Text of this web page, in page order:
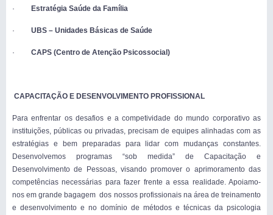
· Estratégia Saúde da Família
· UBS – Unidades Básicas de Saúde
· CAPS (Centro de Atenção Psicossocial)
CAPACITAÇÃO E DESENVOLVIMENTO PROFISSIONAL
Para enfrentar os desafios e a competividade do mundo corporativo as
instituições, públicas ou privadas, precisam de equipes alinhadas com as
estratégias e bem preparadas para lidar com mudanças constantes.
Desenvolvemos programas “sob medida” de Capacitação e
Desenvolvimento de Pessoas, visando promover o aprimoramento das
competências necessárias para fazer frente a essa realidade. Apoiamo-
nos em grande bagagem dos nossos profissionais na área de treinamento
e desenvolvimento e no domínio de métodos e técnicas da psicologia